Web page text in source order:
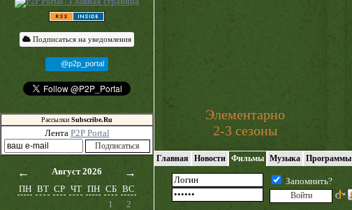
Подписаться на уведомления
@p2p_portal
Рассылки Subscribe.Ru
Лента P2P Portal
← Август 2026 →
ПН ВТ СР ЧТ ПН СБ ВС
1
2
Элементарно
2-3 сезоны
Главная Новости Фильмы Музыка Программы
Запомнить?